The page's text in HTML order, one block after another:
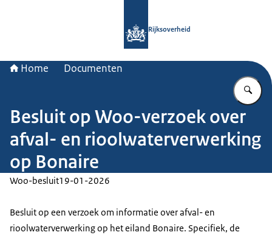
Rijksoverheid
Home Documenten
Besluit op Woo-verzoek over
afval- en rioolwaterverwerking
op Bonaire
Woo-besluit19-01-2026
Besluit op een verzoek om informatie over afval- en
rioolwaterverwerking op het eiland Bonaire. Specifiek, de